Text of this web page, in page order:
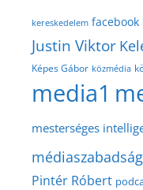
kereskedelem facebook
Justin Viktor
Képes Gábor közmédia
media1
mesterséges
médiaszabadság
Pintér Róbert